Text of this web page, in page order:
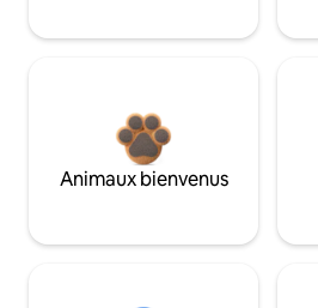
Animaux bienvenus